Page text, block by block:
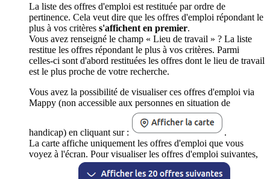
La liste des offres d'emploi est restituée par ordre de
pertinence. Cela veut dire que les offres d'emploi répondant le
plus à vos critères s'affichent en premier.
Vous avez renseigné le champ « Lieu de travail » ? La liste
restitue les offres répondant le plus à vos critères. Parmi
celles-ci sont d'abord restituées les offres dont le lieu de travail
est le plus proche de votre recherche.
Vous avez la possibilité de visualiser ces offres d'emploi via
Mappy (non accessible aux personnes en situation de
handicap) en cliquant sur :
.
La carte affiche uniquement les offres d'emploi que vous
voyez à l'écran. Pour visualiser les offres d'emploi suivantes,